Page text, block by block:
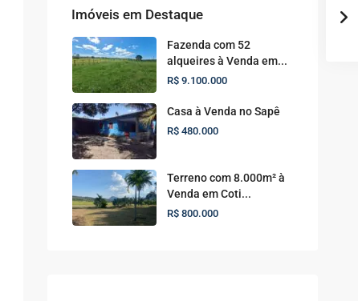
Imóveis em Destaque
Fazenda com 52
alqueires à Venda em...
R$ 9.100.000
Casa à Venda no Sapê
R$ 480.000
Terreno com 8.000m² à
Venda em Coti...
R$ 800.000